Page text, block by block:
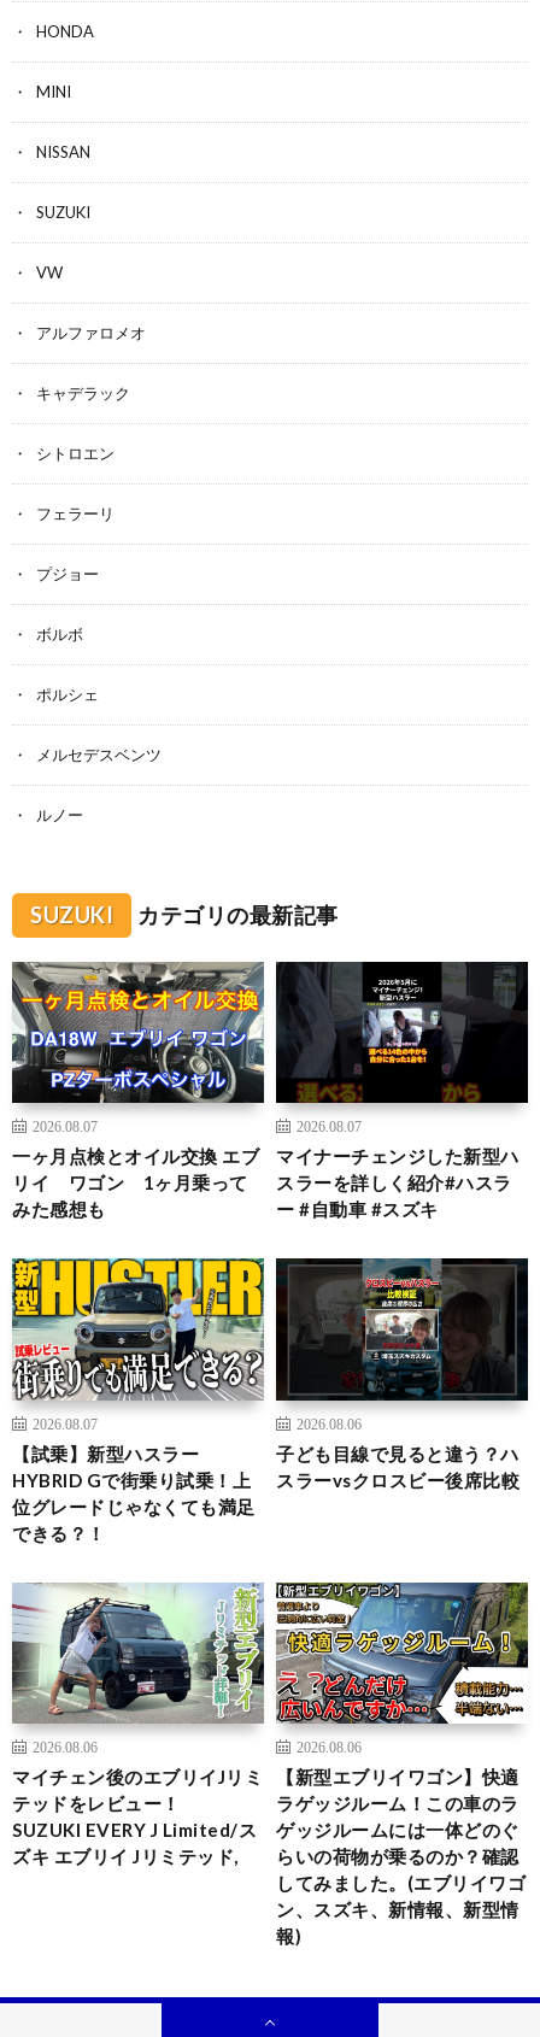
HONDA
MINI
NISSAN
SUZUKI
VW
アルファロメオ
キャデラック
シトロエン
フェラーリ
プジョー
ボルボ
ポルシェ
メルセデスベンツ
ルノー
SUZUKI カテゴリの最新記事
2026.08.07
一ヶ月点検とオイル交換 エブ
リイ ワゴン 1ヶ月乗って
みた感想も
2026.08.07
マイナーチェンジした新型ハ
スラーを詳しく紹介#ハスラ
ー #自動車 #スズキ
2026.08.07
【試乗】新型ハスラー
HYBRID Gで街乗り試乗！上
位グレードじゃなくても満足
できる？！
2026.08.06
子ども目線で見ると違う？ハ
スラーvsクロスビー後席比較
2026.08.06
マイチェン後のエブリイJリミ
テッドをレビュー！
SUZUKI EVERY J Limited/ス
ズキ エブリイ Jリミテッド,
2026.08.06
【新型エブリイワゴン】快適
ラゲッジルーム！この車のラ
ゲッジルームには一体どのぐ
らいの荷物が乗るのか？確認
してみました。(エブリイワゴ
ン、スズキ、新情報、新型情
報)